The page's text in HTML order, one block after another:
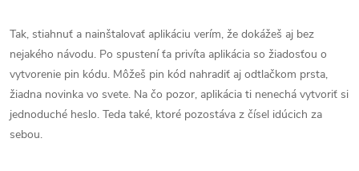
Tak, stiahnuť a nainštalovať aplikáciu verím, že dokážeš aj bez
nejakého návodu. Po spustení ťa privíta aplikácia so žiadosťou o
vytvorenie pin kódu. Môžeš pin kód nahradiť aj odtlačkom prsta,
žiadna novinka vo svete. Na čo pozor, aplikácia ti nenechá vytvoriť si
jednoduché heslo. Teda také, ktoré pozostáva z čísel idúcich za
sebou.